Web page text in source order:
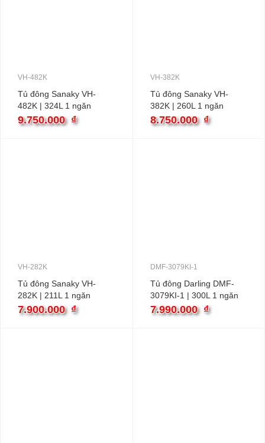
VH-482K
Tủ đông Sanaky VH-
482K | 324L 1 ngăn
9.750.000 ₫
VH-382K
Tủ đông Sanaky VH-
382K | 260L 1 ngăn
8.750.000 ₫
VH-282K
Tủ đông Sanaky VH-
282K | 211L 1 ngăn
7.900.000 ₫
DMF-3079KI-1
Tủ đông Darling DMF-
3079KI-1 | 300L 1 ngăn
7.990.000 ₫